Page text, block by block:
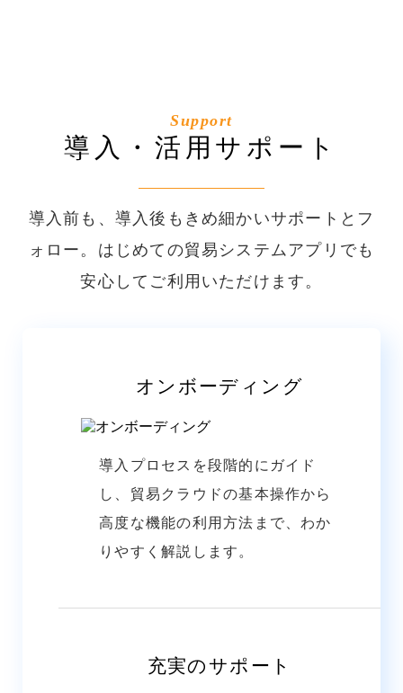
Support
導入・活用サポート
導入前も、導入後もきめ細かいサポートとフ
ォロー。 はじめての貿易システムアプリでも
安心してご利用いただけます。
オンボーディング
導入プロセスを段階的にガイド
し、貿易クラウドの基本操作から
高度な機能の利用方法まで、わか
りやすく解説します。
充実のサポート